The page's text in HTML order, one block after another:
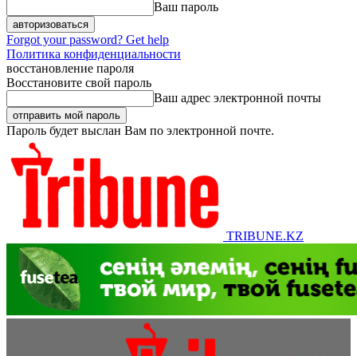
Ваш пароль
Forgot your password? Get help
Политика конфиденциальности
восстановление пароля
Восстановите свой пароль
Ваш адрес электронной почты
Пароль будет выслан Вам по электронной почте.
TRIBUNE.KZ